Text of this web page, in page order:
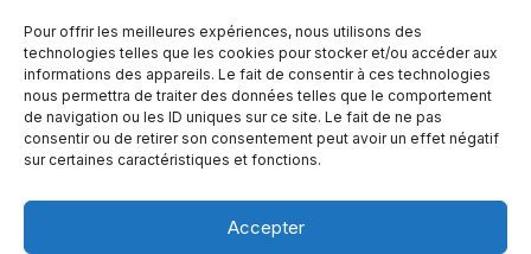
Pour offrir les meilleures expériences, nous utilisons des
technologies telles que les cookies pour stocker et/ou accéder aux
informations des appareils. Le fait de consentir à ces technologies
nous permettra de traiter des données telles que le comportement
de navigation ou les ID uniques sur ce site. Le fait de ne pas
consentir ou de retirer son consentement peut avoir un effet négatif
sur certaines caractéristiques et fonctions.
Accepter
notre
Histoire
Rechercher…
R
e